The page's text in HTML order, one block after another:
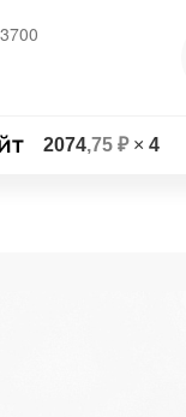
2074,75 ₽× 4